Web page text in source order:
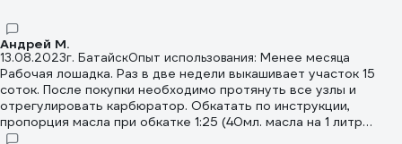
Андрей М.
13.08.2023г. БатайскОпыт использования: Менее месяца
Рабочая лошадка. Раз в две недели выкашивает участок 15
соток. После покупки необходимо протянуть все узлы и
отрегулировать карбюратор. Обкатать по инструкции,
пропорция масла при обкатке 1:25 (40мл. масла на 1 литр
бензина). Режим работы при обкатке - 10 мин. работа 10 мин.